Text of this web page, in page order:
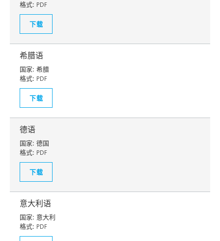
格式: PDF
下载
希腊语
国家: 希腊
格式: PDF
下载
德语
国家: 德国
格式: PDF
下载
意大利语
国家: 意大利
格式: PDF